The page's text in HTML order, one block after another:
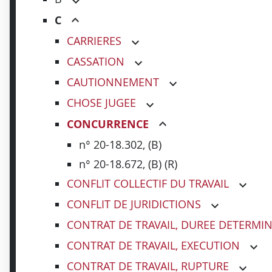
C
CARRIERES
CASSATION
CAUTIONNEMENT
CHOSE JUGEE
CONCURRENCE
n° 20-18.302, (B)
n° 20-18.672, (B) (R)
CONFLIT COLLECTIF DU TRAVAIL
CONFLIT DE JURIDICTIONS
CONTRAT DE TRAVAIL, DUREE
CONTRAT DE TRAVAIL, EXECUTION
CONTRAT DE TRAVAIL, RUPTURE